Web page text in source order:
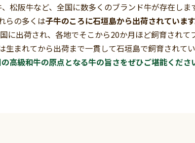
松阪牛など、全国に数多くのブランド牛が存在しま
らの多くは子牛のころに石垣島から出荷されています
に出荷され、各地でそこから20か月ほど飼育されて
生まれてから出荷まで一貫して石垣島で飼育されてい
高級和牛の原点となる牛の旨さをぜひご堪能くださ